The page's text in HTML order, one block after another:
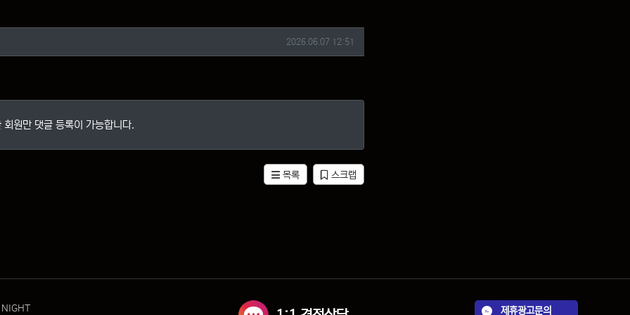
작성일
2026.06.07 12:51
회원만 댓글 등록이 가능합니다.
목록 스크랩
NIGHT 제휴광고문의